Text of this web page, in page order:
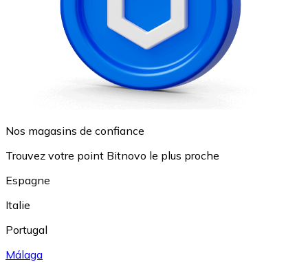
Nos magasins de confiance
Trouvez votre point Bitnovo le plus proche
Espagne
Italie
Portugal
Málaga